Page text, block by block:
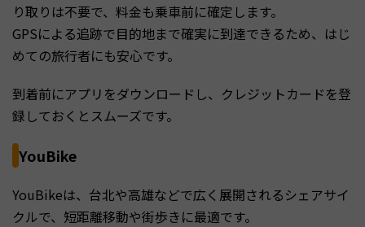
り取りは不要で、料金も乗車前に確定します。
GPSによる追跡で目的地まで確実に到達できるため、はじ
めての旅行者にも安心です。
到着前にアプリをダウンロードし、クレジットカードを登
録しておくとスムーズです。
YouBike
YouBikeは、台北や高雄などで広く展開されるシェアサイ
クルで、短距離移動や街歩きに最適です。